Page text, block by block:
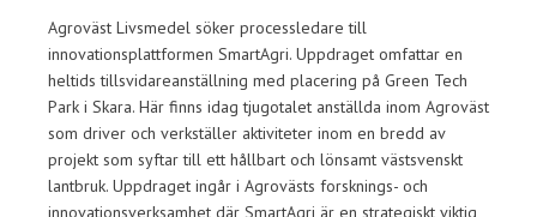
Agroväst Livsmedel söker processledare till
innovationsplattformen SmartAgri. Uppdraget omfattar en
heltids tillsvidareanställning med placering på Green Tech
Park i Skara. Här finns idag tjugotalet anställda inom Agroväst
som driver och verkställer aktiviteter inom en bredd av
projekt som syftar till ett hållbart och lönsamt västsvenskt
lantbruk. Uppdraget ingår i Agrovästs forsknings- och
innovationsverksamhet där SmartAgri är en strategiskt viktig